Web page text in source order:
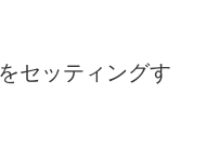
セッティングす